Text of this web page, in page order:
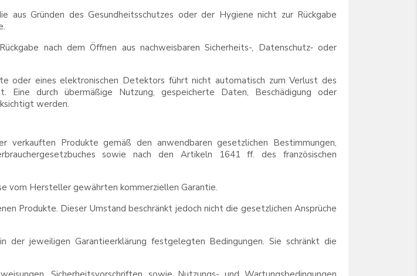
Gründen des Gesundheitsschutzes oder der Hygiene nicht zur Rückgabe
nach dem Öffnen aus nachweisbaren Sicherheits-, Datenschutz- oder
oder eines elektronischen Detektors führt nicht automatisch zum Verlust des
Eine durch übermäßige Nutzung, gespeicherte Daten, Beschädigung oder
werden.
Produkte gemäß den anwendbaren gesetzlichen Bestimmungen,
sowie nach den Artikeln 1641 ff. des französischen
vom Hersteller gewährten kommerziellen Garantie.
Produkte. Dieser Umstand beschränkt jedoch nicht die gesetzlichen Ansprüche
der jeweiligen Garantieerklärung festgelegten Bedingungen. Sie schränkt die